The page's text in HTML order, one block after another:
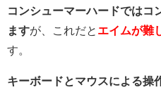
コンシューマーハードではコ
ますが、これだと エイムが難
す。
キーボードとマウスによる操